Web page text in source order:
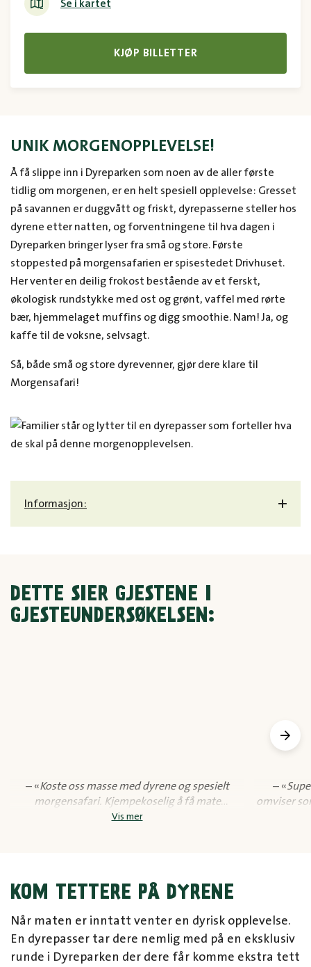
Se i kartet
KJØP BILLETTER
UNIK MORGENOPPLEVELSE!
Å få slippe inn i Dyreparken som noen av de aller første
tidlig om morgenen, er en helt spesiell opplevelse: Gresset
på savannen er duggvått og friskt, dyrepasserne steller hos
dyrene etter natten, og forventningene til hva dagen i
Dyreparken bringer lyser fra små og store. Første
stoppested på morgensafarien er spisestedet Drivhuset.
Her venter en deilig frokost bestående av et ferskt,
økologisk rundstykke med ost og grønt, vaffel med rørte
bær, hjemmelaget muffins og digg smoothie. Nam! Ja, og
kaffe til de voksne, selvsagt.
Så, både små og store dyrevenner, gjør dere klare til
Morgensafari!
Informasjon:
DETTE SIER GJESTENE I
GJESTEUNDERSØKELSEN:
– «Koste oss masse med dyrene og spesielt
morgensafari. Kjempekoselig å få mate
kapybara!»
Vis mer
– «
omviser
KOM TETTERE PÅ DYRENE
Når maten er inntatt venter en dyrisk opplevelse.
En dyrepasser tar dere nemlig med på en eksklusiv
runde i Dyreparken der dere får komme ekstra tett